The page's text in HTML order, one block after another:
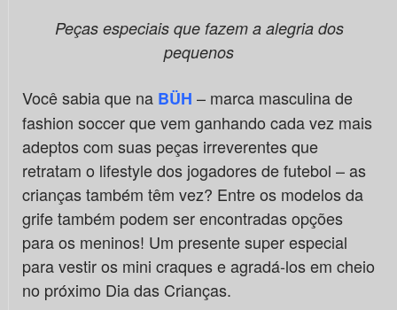
Peças especiais que fazem a alegria dos
pequenos
Você sabia que na BÜH – marca masculina de
fashion soccer que vem ganhando cada vez mais
adeptos com suas peças irreverentes que
retratam o lifestyle dos jogadores de futebol – as
crianças também têm vez? Entre os modelos da
grife também podem ser encontradas opções
para os meninos! Um presente super especial
para vestir os mini craques e agradá-los em cheio
no próximo Dia das Crianças.